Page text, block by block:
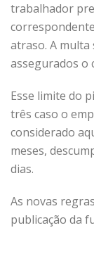
trabalhador
atraso. A multa
assegurados o
Esse limite do
três caso o
considerado
meses,
dias.
As novas
publicação da